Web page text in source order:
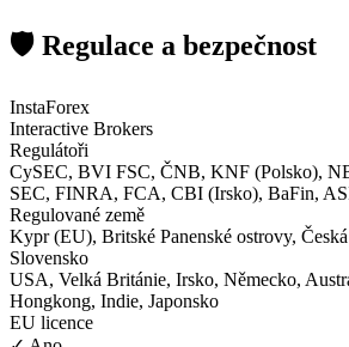
🛡️ Regulace a bezpečnost
InstaForex
Interactive Brokers
Regulátoři
CySEC, BVI FSC, ČNB, KNF (Polsko),
SEC, FINRA, FCA, CBI (Irsko), BaFin,
Regulované země
Kypr (EU), Britské Panenské ostrovy,
Slovensko
USA, Velká Británie, Irsko, Německo,
Hongkong, Indie, Japonsko
EU licence